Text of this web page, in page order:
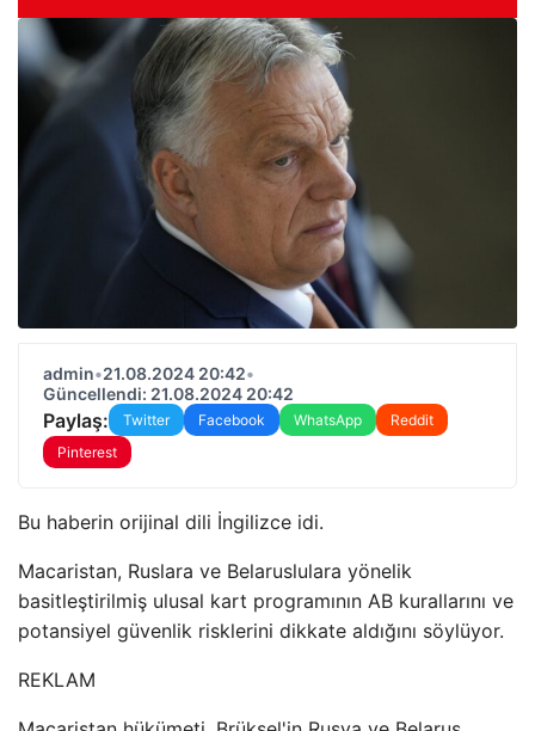
admin•21.08.2024 20:42•
Güncellendi: 21.08.2024 20:42
Paylaş: Twitter Facebook WhatsApp
Reddit
Pinterest
Bu haberin orijinal dili İngilizce idi.
Macaristan, Ruslara ve Belaruslulara yönelik
basitleştirilmiş ulusal kart programının AB kurallarını ve
potansiyel güvenlik risklerini dikkate aldığını söylüyor.
REKLAM